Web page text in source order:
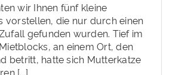
wir Ihnen fünf kleine
vorstellen, die nur durch einen
gefunden wurden. Tief im
an einem Ort, den
betritt, hatte sich Mutterkatze
[...]